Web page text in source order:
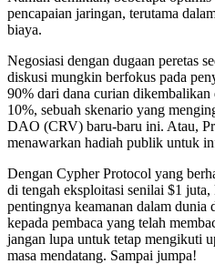
pencapaian jaringan, terutama
biaya.
Negosiasi dengan dugaan peretas
diskusi mungkin berfokus pada
90% dari dana curian dikembalikan
10%, sebuah skenario yang
DAO (CRV) baru-baru ini. Atau,
menawarkan hadiah publik untuk
Dengan Cypher Protocol yang
di tengah eksploitasi senilai $1 juta,
pentingnya keamanan dalam dunia
kepada pembaca yang telah
jangan lupa untuk tetap mengikuti
masa mendatang. Sampai jumpa!